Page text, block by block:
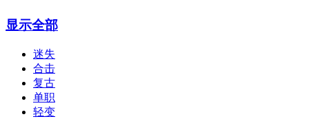
显示全部
迷失
合击
复古
单职
轻变